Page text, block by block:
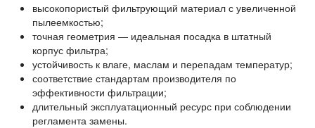
высокопористый фильтрующий материал с увеличенной
пылеемкостью;
точная геометрия — идеальная посадка в штатный
корпус фильтра;
устойчивость к влаге, маслам и перепадам температур;
соответствие стандартам производителя по
эффективности фильтрации;
длительный эксплуатационный ресурс при соблюдении
регламента замены.